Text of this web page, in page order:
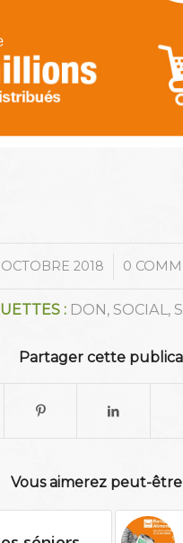
2018
/ 0
: DON,SOCIAL,
Partager cette
Vous aimerez peut-être